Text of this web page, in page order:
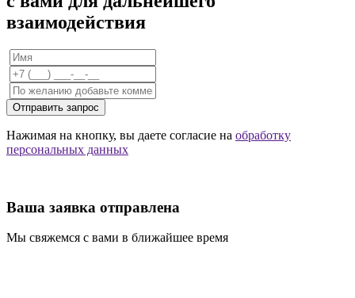
взаимодействия
Отправить запрос
Нажимая на кнопку, вы даете согласие на обработку
персональных данных
Ваша заявка отправлена
Мы свяжемся с вами в ближайшее время